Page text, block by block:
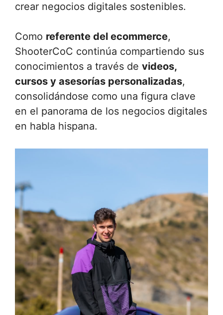
crear negocios digitales sostenibles.
Como referente del ecommerce,
ShooterCoC continúa compartiendo sus
conocimientos a través de videos,
cursos y asesorías personalizadas,
consolidándose como una figura clave
en el panorama de los negocios digitales
en habla hispana.